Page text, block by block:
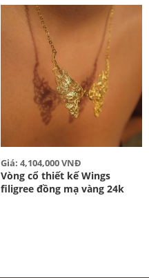
Giá: 4,104,000 VNĐ
Vòng cổ thiết kế Wings
filigree đồng mạ vàng 24k